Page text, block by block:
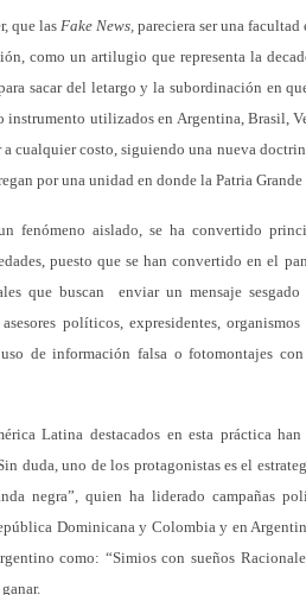
que lasFake News, pareciera ser una
como un artilugio que representa la
sacar del letargo y la subordinación en
instrumento utilizados en Argentina, Brasil,
a cualquier costo, siguiendo una nueva
por una unidad en donde la Patria
fenómeno aislado, se ha convertido
puesto que se han convertido en el
que buscan enviar un mensaje
políticos, expresidentes,
de información falsa o fotomontajes
Latina destacados en esta práctica
duda, uno de los protagonistas es el
negra”, quien ha liderado campañas
Dominicana y Colombia y en
como: “Simios con sueños